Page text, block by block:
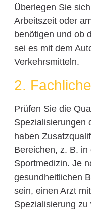
Überlegen Sie
Arbeitszeit oder
benötigen und ob
sei es mit dem
Verkehrsmitteln.
2.
Prüfen Sie die
Spezialisierungen
haben
Bereichen, z. B.
Sportmedizin. Je
gesundheitlichen
sein, einen Arzt
Spezialisierung